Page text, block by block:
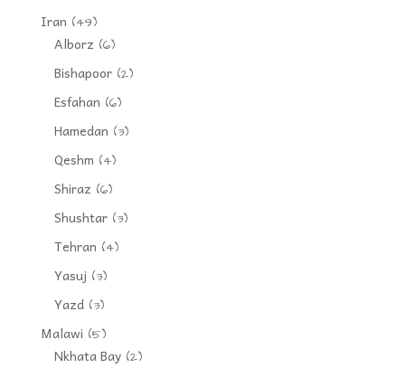
Iran (49)
Alborz (6)
Bishapoor(2)
Esfahan (6)
Hamedan (3)
Qeshm (4)
Shiraz (6)
Shushtar(3)
Tehran (4)
Yasuj (3)
Yazd(3)
Malawi (5)
Nkhata Bay(2)